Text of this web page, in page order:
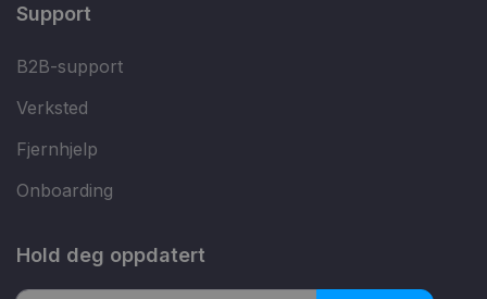
Support
B2B-support
Verksted
Fjernhjelp
Onboarding
Hold deg oppdatert